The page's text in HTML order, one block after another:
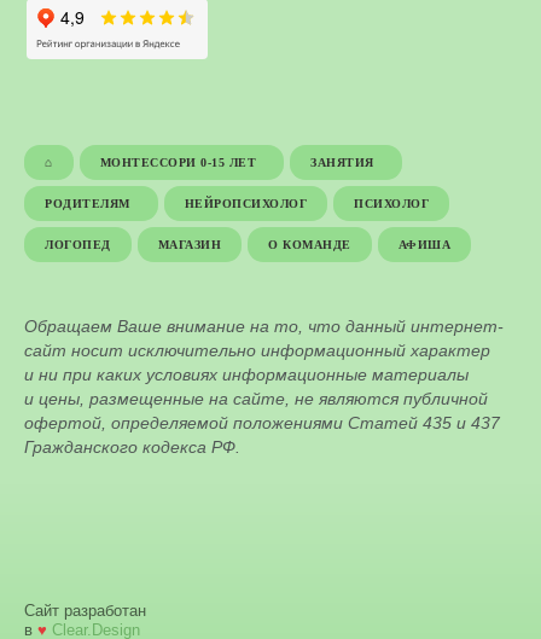
⌂ МОНТЕССОРИ 0-15 ЛЕТ ЗАНЯТИЯ
РОДИТЕЛЯМ НЕЙРОПСИХОЛОГ ПСИХОЛОГ
ЛОГОПЕД МАГАЗИН О КОМАНДЕ АФИША
Обращаем Ваше внимание на то, что данный интернет-
сайт носит исключительно информационный характер
и ни при каких условиях информационные материалы
и цены, размещенные на сайте, не являются публичной
офертой, определяемой положениями Статей 435 и 437
Гражданского кодекса РФ.
Сайт разработан
в ♥ Clear.Design